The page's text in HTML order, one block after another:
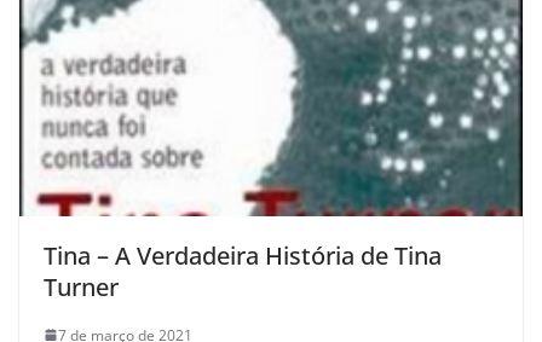
Tina – A Verdadeira História de Tina
Turner
7 de março de 2021